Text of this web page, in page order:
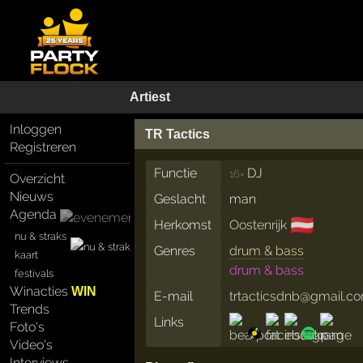
Artiest
Inloggen
Registreren
Overzicht
Nieuws
Agenda
nu & straks
kaart
festivals
WinactiesWIN
Trends
Foto's
Video's
TR Tactics
Functie 16× DJ
Geslacht
man
Herkomst
Oostenrijk 🇦🇹
Genres
drum & bass
drum & bass
E-mail
Links